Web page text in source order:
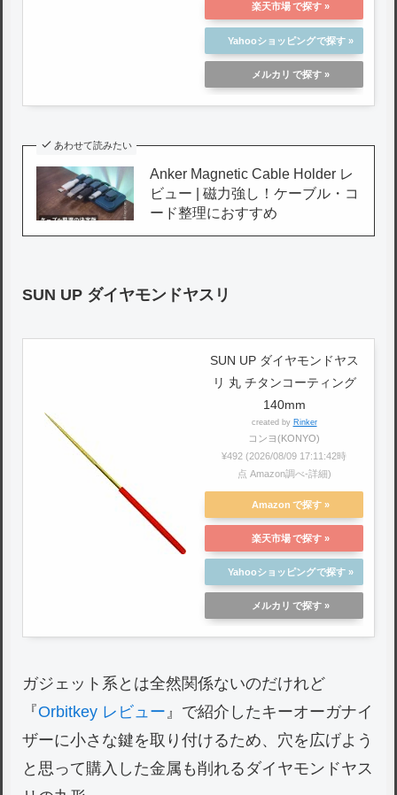
楽天市場
Yahooショッピング
メルカリ
あわせて読みたい
Anker Magnetic Cable Holder レ
ビュー | 磁力強し！ケーブル・コ
ード整理におすすめ
SUN UP ダイヤモンドヤスリ
SUN UP ダイヤモンドヤス
リ 丸 チタンコーティング
140mm
created by Rinker
コンヨ(KONYO)
¥492 (2026/08/09 17:11:42時
点 Amazon調べ-詳細)
Amazon
楽天市場
Yahooショッピング
メルカリ
ガジェット系とは全然関係ないのだけれど
『Orbitkey レビュー』で紹介したキーオーガナイ
ザーに小さな鍵を取り付けるため、穴を広げよう
と思って購入した金属も削れるダイヤモンドヤス